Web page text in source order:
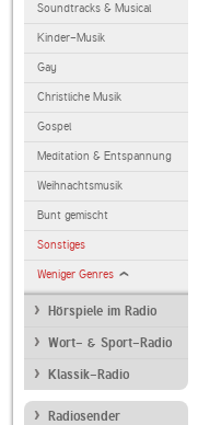
Soundtracks & Musical
Kinder-Musik
Gay
Christliche Musik
Gospel
Meditation & Entspannung
Weihnachtsmusik
Bunt gemischt
Sonstiges
Weniger Genres
Hörspiele im Radio
Wort- & Sport-Radio
Klassik-Radio
Radiosender